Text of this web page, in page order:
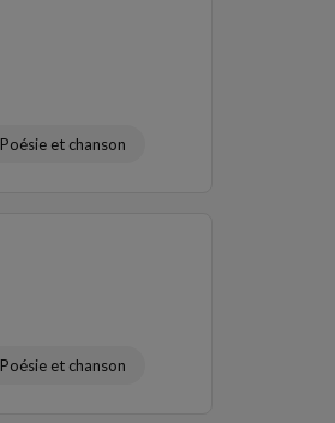
Poésie et chanson
Poésie et chanson